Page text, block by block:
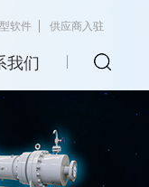
软件 供应商入驻
我们